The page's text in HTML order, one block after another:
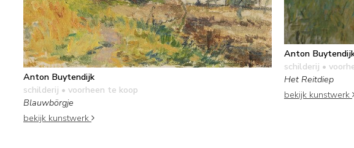
Anton Buytendijk
schilderij • voorheen te koop
Blauwbörgje
bekijk kunstwerk
Anton
schilderij •
Het Reitdiep
bekijk kunstwerk